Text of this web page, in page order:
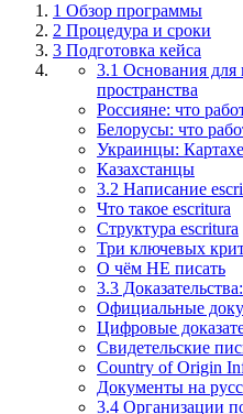
1 Обзор программы
2 Процедура и сроки
3 Подготовка кейса
3.1 Основания для
пространства
Россияне: что
Белорусы: что
Украинцы:
Казахстанцы
3.2 Написание
Что такое escritura
Структура escritura
Три ключевых
О чём НЕ писать
3.3
Официальные
Цифровые
Свидетельские
Country of Origin
Документы на
3.4 Организации